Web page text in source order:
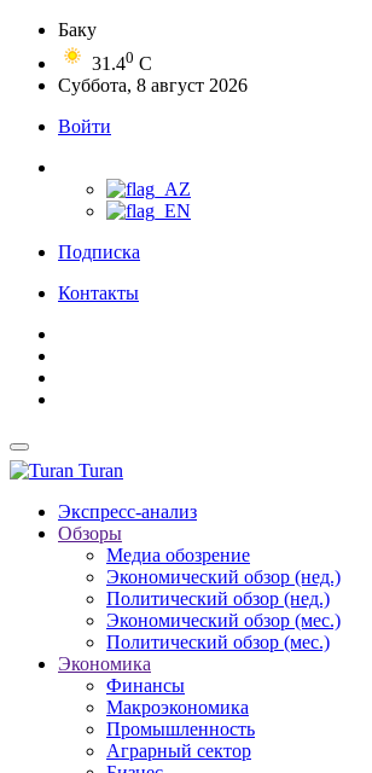
Баку
31.40 C
Суббота, 8 август 2026
Войти
Подписка
Контакты
Turan
Экспресс-анализ
Обзоры
Медиа обозрение
Экономический обзор (нед.)
Политический обзор (нед.)
Экономический обзор (мес.)
Политический обзор (мес.)
Экономика
Финансы
Макроэкономика
Промышленность
Аграрный сектор